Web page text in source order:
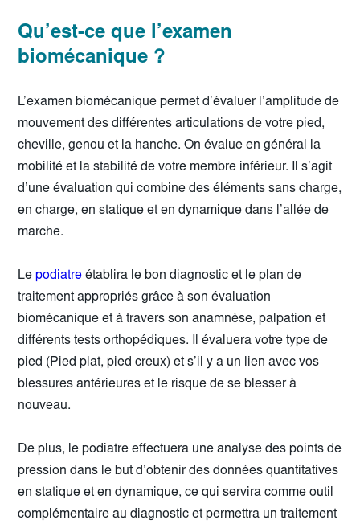
Qu’est-ce que l’examen
biomécanique ?
L’examen biomécanique permet d’évaluer l’amplitude de
mouvement des différentes articulations de votre pied,
cheville, genou et la hanche. On évalue en général la
mobilité et la stabilité de votre membre inférieur. Il s’agit
d’une évaluation qui combine des éléments sans charge,
en charge, en statique et en dynamique dans l’allée de
marche.
Lepodiatre établira le bon diagnostic et le plan de
traitement appropriés grâce à son évaluation
biomécanique et à travers son anamnèse, palpation et
différents tests orthopédiques. Il évaluera votre type de
pied (Pied plat, pied creux) et s’il y a un lien avec vos
blessures antérieures et le risque de se blesser à
nouveau.
De plus, le podiatre effectuera une analyse des points de
pression dans le but d’obtenir des données quantitatives
en statique et en dynamique, ce qui servira comme outil
complémentaire au diagnostic et permettra un traitement